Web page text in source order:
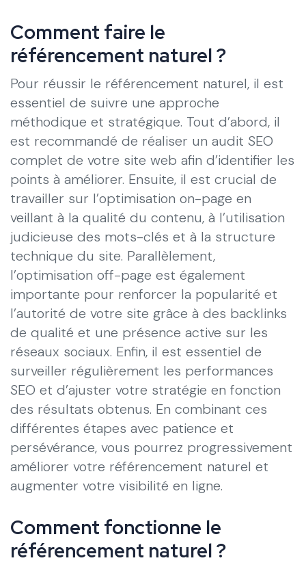
Comment faire le
référencement naturel ?
Pour réussir le référencement naturel, il est
essentiel de suivre une approche
méthodique et stratégique. Tout d’abord, il
est recommandé de réaliser un audit SEO
complet de votre site web afin d’identifier les
points à améliorer. Ensuite, il est crucial de
travailler sur l’optimisation on-page en
veillant à la qualité du contenu, à l’utilisation
judicieuse des mots-clés et à la structure
technique du site. Parallèlement,
l’optimisation off-page est également
importante pour renforcer la popularité et
l’autorité de votre site grâce à des backlinks
de qualité et une présence active sur les
réseaux sociaux. Enfin, il est essentiel de
surveiller régulièrement les performances
SEO et d’ajuster votre stratégie en fonction
des résultats obtenus. En combinant ces
différentes étapes avec patience et
persévérance, vous pourrez progressivement
améliorer votre référencement naturel et
augmenter votre visibilité en ligne.
Comment fonctionne le
référencement naturel ?